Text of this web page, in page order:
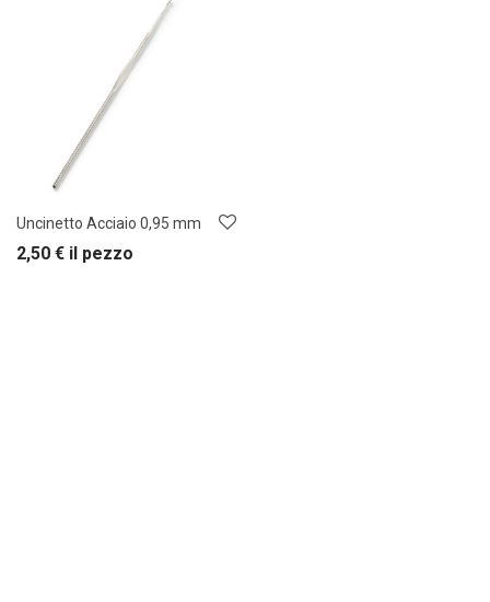
Uncinetto Acciaio 0,95 mm
2,50 € il pezzo